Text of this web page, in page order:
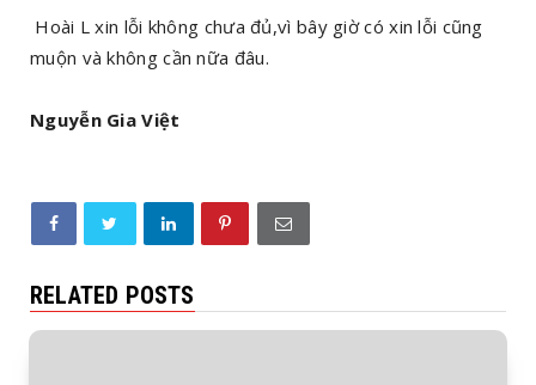
Hoài L xin lỗi không chưa đủ,vì bây giờ có xin lỗi cũng
muộn và không cần nữa đâu.
Nguyễn Gia Việt
RELATED POSTS